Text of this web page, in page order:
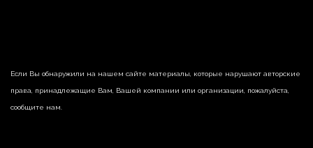
Если Вы обнаружили на нашем сайте материалы, которые нарушают авторские
права, принадлежащие Вам, Вашей компании или организации, пожалуйста,
сообщите нам.